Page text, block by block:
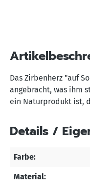
Das Zirbenherz "auf
angebracht, was ihm
ein Naturprodukt ist,
Details /
Farbe:
Material: